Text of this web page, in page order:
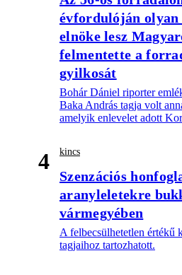
évfordulóján olyan
elnöke lesz
felmentette a
gyilkosát
Bohár Dániel riporter
Baka András tagja volt
amelyik enlevelet adott
4 kincs
Szenzációs
aranyleletekre
vármegyében
A felbecsülhetetlen értékű
tagjaihoz tartozhatott.